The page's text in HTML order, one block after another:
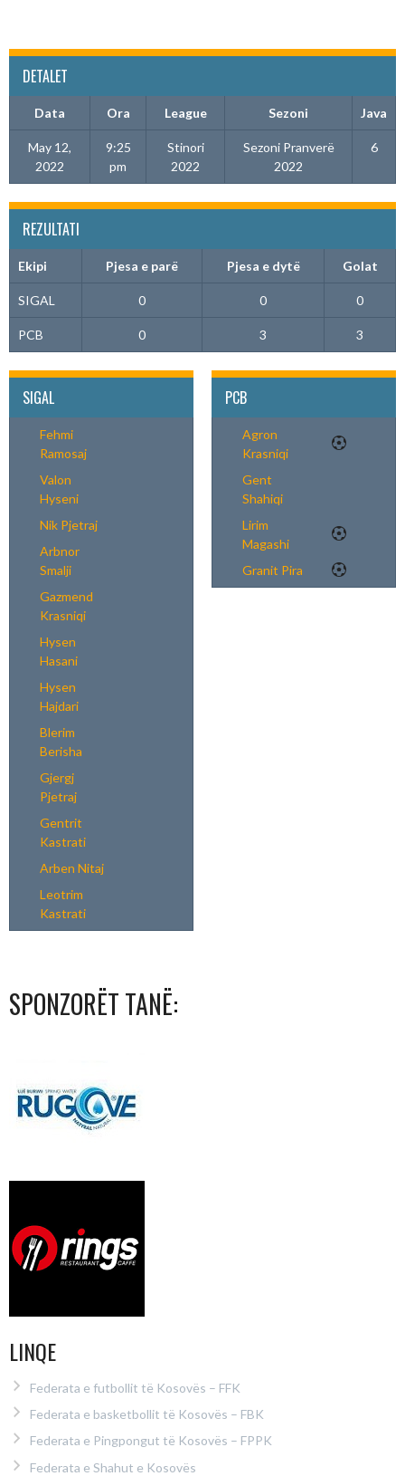
DETALET
Data Ora League Sezoni Java
May 12,
2022
9:25
pm
Stinori
2022
Sezoni Pranverë
2022
6
REZULTATI
Ekipi Pjesa e parë Pjesa e dytë Golat
SIGAL 0 0 0
PCB 0 3 3
SIGAL
Fehmi
Ramosaj
Valon
Hyseni
Nik Pjetraj
Arbnor
Smalji
Gazmend
Krasniqi
Hysen
Hasani
Hysen
Hajdari
Blerim
Berisha
Gjergj
Pjetraj
Gentrit
Kastrati
Arben Nitaj
Leotrim
Kastrati
PCB
Agron
Krasniqi
Gent
Shahiqi
Lirim
Magashi
Granit Pira
SPONZORËT TANË:
LINQE
Federata e futbollit të Kosovës – FFK
Federata e basketbollit të Kosovës – FBK
Federata e Pingpongut të Kosovës – FPPK
Federata e Shahut e Kosovës